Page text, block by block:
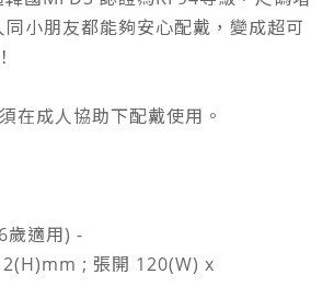
小朋友都能夠安心配戴，變成超可
在成人協助下配戴使用。
歲適用) -
; 張開 120(W) x